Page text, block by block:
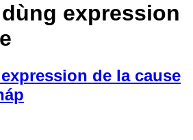
expression
de la cause